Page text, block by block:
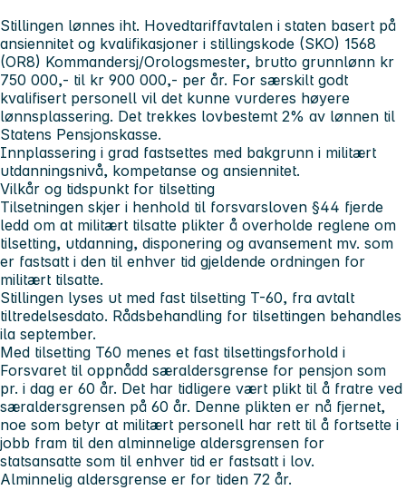
Stillingen lønnes iht. Hovedtariffavtalen i staten basert på
ansiennitet og kvalifikasjoner i stillingskode (SKO) 1568
(OR8) Kommandersj/Orologsmester, brutto grunnlønn kr
750 000,- til kr 900 000,- per år. For særskilt godt
kvalifisert personell vil det kunne vurderes høyere
lønnsplassering. Det trekkes lovbestemt 2% av lønnen til
Statens Pensjonskasse.
Innplassering i grad fastsettes med bakgrunn i militært
utdanningsnivå, kompetanse og ansiennitet.
Vilkår og tidspunkt for tilsetting
Tilsetningen skjer i henhold til forsvarsloven §44 fjerde
ledd om at militært tilsatte plikter å overholde reglene om
tilsetting, utdanning, disponering og avansement mv. som
er fastsatt i den til enhver tid gjeldende ordningen for
militært tilsatte.
Stillingen lyses ut med fast tilsetting T-60, fra avtalt
tiltredelsesdato. Rådsbehandling for tilsettingen behandles
ila september.
Med tilsetting T60 menes et fast tilsettingsforhold i
Forsvaret til oppnådd særaldersgrense for pensjon som
pr. i dag er 60 år. Det har tidligere vært plikt til å fratre ved
særaldersgrensen på 60 år. Denne plikten er nå fjernet,
noe som betyr at militært personell har rett til å fortsette i
jobb fram til den alminnelige aldersgrensen for
statsansatte som til enhver tid er fastsatt i lov.
Alminnelig aldersgrense er for tiden 72 år.